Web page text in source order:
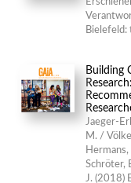
Building
Jaeger-
M. /
Schröter,
J. (2018)